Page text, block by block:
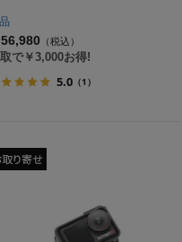
56,980 （税込）
で￥3,000お得!
5.0 （1）